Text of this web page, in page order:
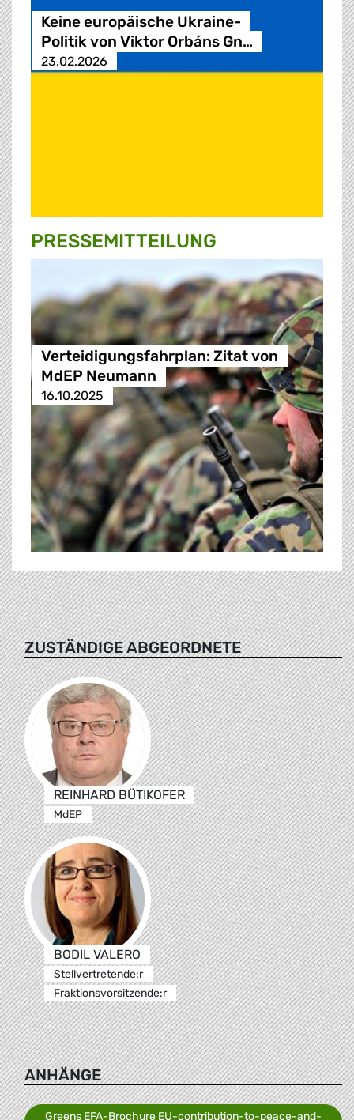
Keine europäische Ukraine-
Politik von Viktor Orbáns Gn…
23.02.2026
PRESSE­MITTEILUNG
Verteidigungsfahrplan: Zitat von
MdEP Neumann
16.10.2025
ZUSTÄNDIGE ABGEORDNETE
REINHARD BÜTIKOFER
MdEP
BODIL VALERO
Stellvertretende:r
Fraktionsvorsitzende:r
ANHÄNGE
Greens EFA-Brochure EU-contribution-to-peace-and-